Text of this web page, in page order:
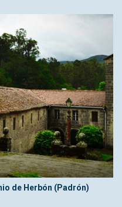
de Herbón (Padrón)